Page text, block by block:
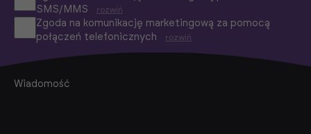
SMS/MMS
rozwiń
Zgoda na komunikację marketingową za pomocą
połączeń telefonicznych
rozwiń
Wiadomość